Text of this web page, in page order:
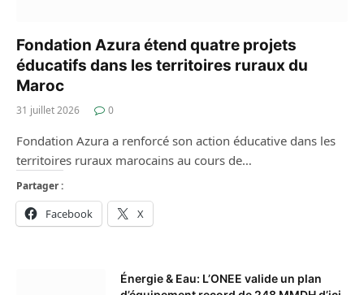
Fondation Azura étend quatre projets
éducatifs dans les territoires ruraux du
Maroc
31 juillet 2026 0
Fondation Azura a renforcé son action éducative dans les
territoires ruraux marocains au cours de…
Partager :
Facebook X
Énergie & Eau: L’ONEE valide un plan